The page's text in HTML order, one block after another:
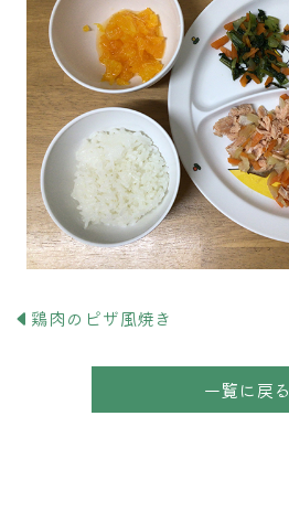
鶏肉のピザ風焼き
一覧に戻る